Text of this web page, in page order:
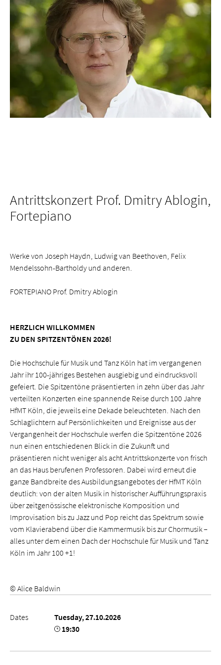
Antrittskonzert Prof. Dmitry Ablogin,
Fortepiano
Werke von Joseph Haydn, Ludwig van Beethoven, Felix
Mendelssohn-Bartholdy und anderen.
FORTEPIANO Prof. Dmitry Ablogin
HERZLICH WILLKOMMEN
ZU DEN SPITZENTÖNEN 2026!
Die Hochschule für Musik und Tanz Köln hat im vergangenen
Jahr ihr 100-jähriges Bestehen ausgiebig und eindrucksvoll
gefeiert. Die Spitzentöne präsentierten in zehn über das Jahr
verteilten Konzerten eine spannende Reise durch 100 Jahre
HfMT Köln, die jeweils eine Dekade beleuchteten. Nach den
Schlaglichtern auf Persönlichkeiten und Ereignisse aus der
Vergangenheit der Hochschule werfen die Spitzentöne 2026
nun einen entschiedenen Blick in die Zukunft und
präsentieren nicht weniger als acht Antrittskonzerte von frisch
an das Haus berufenen Professoren. Dabei wird erneut die
ganze Bandbreite des Ausbildungsangebotes der HfMT Köln
deutlich: von der alten Musik in historischer Aufführungspraxis
über zeitgenössische elektronische Komposition und
Improvisation bis zu Jazz und Pop reicht das Spektrum sowie
vom Klavierabend über die Kammermusik bis zur Chormusik –
alles unter dem einen Dach der Hochschule für Musik und Tanz
Köln im Jahr 100 +1!
© Alice Baldwin
Dates
Tuesday, 27.10.2026
19:30